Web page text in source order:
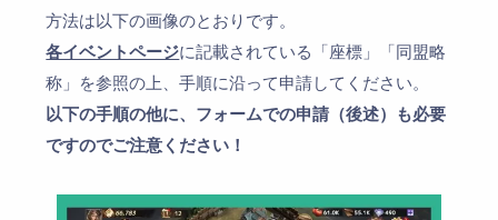
方法は以下の画像のとおりです。
各イベントページに記載されている「座標」「同盟略
称」を参照の上、手順に沿って申請してください。
以下の手順の他に、フォームでの申請（後述）も必要
ですのでご注意ください！